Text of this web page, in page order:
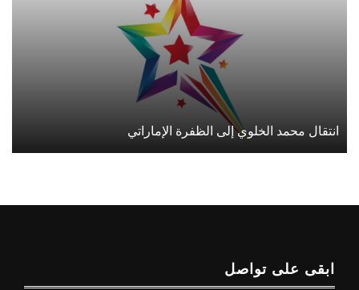
انتقال محمد الخلوي إلى الظفرة الإماراتي
ابقى على تواصل